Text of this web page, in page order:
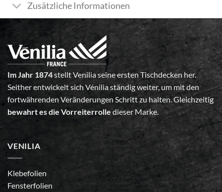
Zusätzliche Informationen
Im Jahr 1874stellt Venilia seine ersten Tischdecken her.
Seither entwickelt sich Vénilia ständig weiter, um mit den
fortwährenden Veränderungen Schritt zu halten. Gleichzeitig
bewahrt es die Vorreiterrolle dieser Marke.
VENILIA
Klebefolien
Fensterfolien